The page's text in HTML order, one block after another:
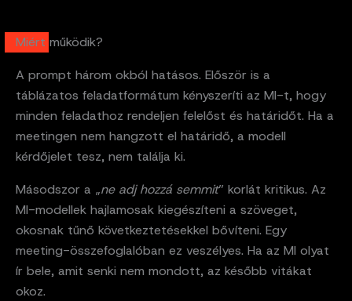
Miért működik?
A prompt három okból hatásos. Először is a
táblázatos feladatformátum kényszeríti az MI-t, hogy
minden feladathoz rendeljen felelőst és határidőt. Ha a
meetingen nem hangzott el határidő, a modell
kérdőjelet tesz, nem találja ki.
Másodszor a „ne adj hozzá semmit” korlát kritikus. Az
MI-modellek hajlamosak kiegészíteni a szöveget,
okosnak tűnő következtetésekkel bővíteni. Egy
meeting-összefoglalóban ez veszélyes. Ha az MI olyat
ír bele, amit senki nem mondott, az később vitákat
okoz.